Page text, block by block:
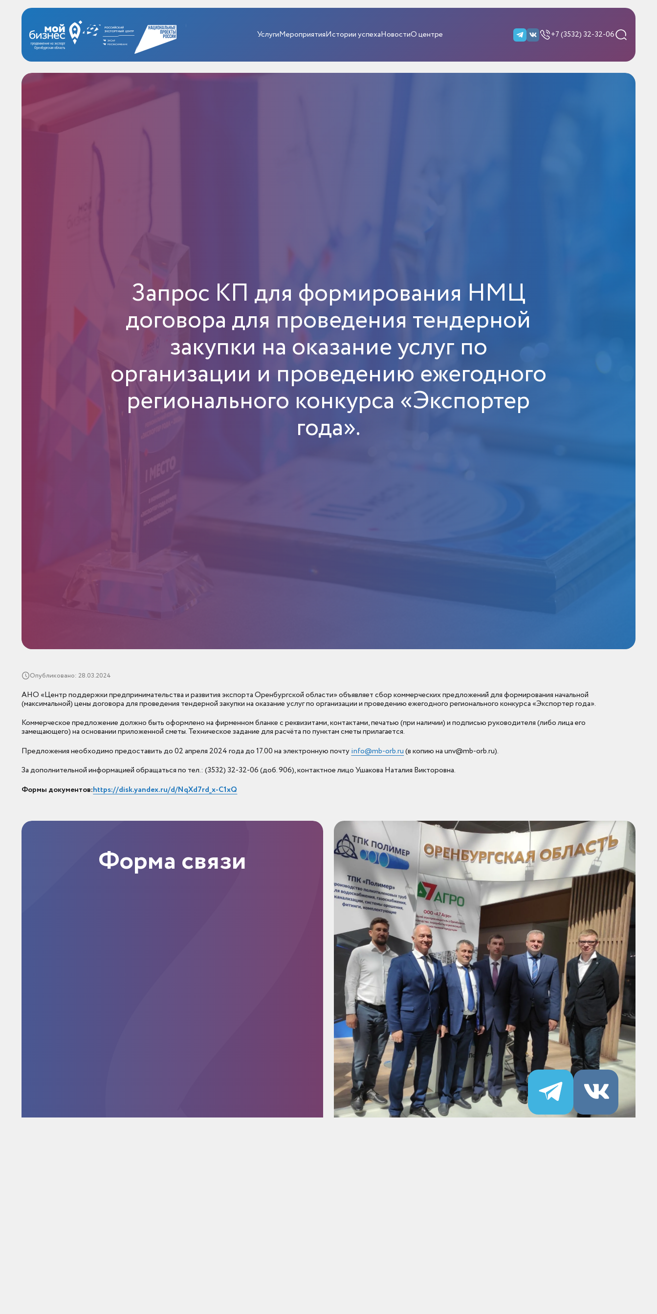
УслугиМероприятияИстории успехаНовостиО центре +7 (3532) 32-32-06
Запрос КП для формирования НМЦ
договора для проведения тендерной
закупки на оказание услуг по
организации и проведению ежегодного
регионального конкурса «Экспортер
года».
Опубликовано: 28.03.2024
АНО «Центр поддержки предпринимательства и развития экспорта Оренбургской области» объявляет сбор коммерческих предложений для формирования начальной
(максимальной) цены договора для проведения тендерной закупки на оказание услуг по организации и проведению ежегодного регионального конкурса «Экспортер года».
Коммерческое предложение должно быть оформлено на фирменном бланке с реквизитами, контактами, печатью (при наличии) и подписью руководителя (либо лица его
замещающего) на основании приложенной сметы. Техническое задание для расчёта по пунктам сметы прилагается.
Предложения необходимо предоставить до 02 апреля 2024 года до 17.00 ​​​​​​​на электронную почтуinfo@mb-orb.ru(в копию на unv@mb-orb.ru).
За дополнительной информацией обращаться по тел.: (3532) 32-32-06 (доб. 906), контактное лицо Ушакова Наталия Викторовна.
Формы документов:https://disk.yandex.ru/d/NqXd7rd_x-C1xQ
Форма связи